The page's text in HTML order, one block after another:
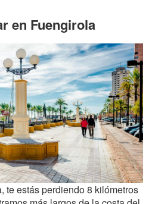
en Fuengirola
te estás perdiendo 8 kilómetros